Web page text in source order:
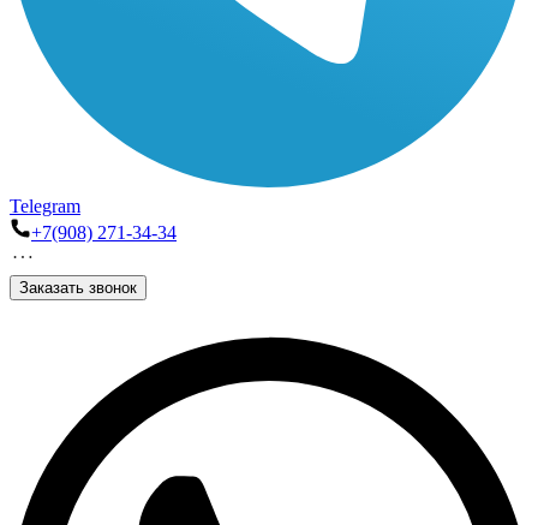
Telegram
+7(908) 271-34-34
Заказать звонок